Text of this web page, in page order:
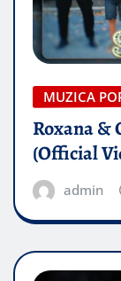
MUZICA
Roxana &
(Official
admin